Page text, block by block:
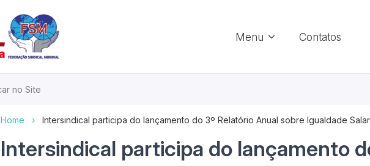
Menu Contatos
Home › Intersindical participa do lançamento do 3º Relatório Anual sobre Igualdade
Intersindical participa do lançamento